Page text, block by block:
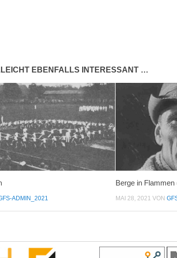
EBENFALLS INTERESSANT …
ADMIN_2021
Berge in Flammen
MAI 28, 2021 VON